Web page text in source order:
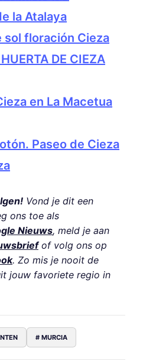
Vond je dit een
ons toe als
Nieuws, meld je aan
of volg ons op
. Zo mis je nooit de
jouw favoriete regio in
# MURCIA